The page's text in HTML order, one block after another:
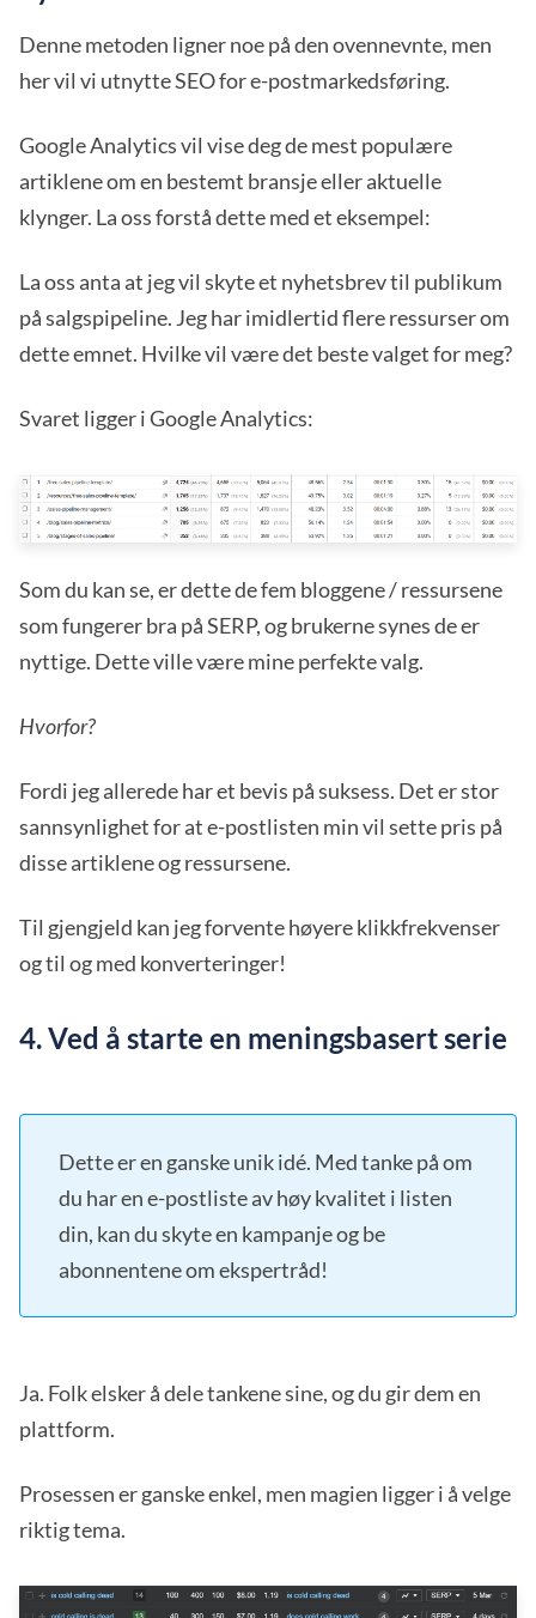
Denne metoden ligner noe på den ovennevnte, men
her vil vi utnytte SEO for e-postmarkedsføring.
Google Analytics vil vise deg de mest populære
artiklene om en bestemt bransje eller aktuelle
klynger. La oss forstå dette med et eksempel:
La oss anta at jeg vil skyte et nyhetsbrev til publikum
på salgspipeline. Jeg har imidlertid flere ressurser om
dette emnet. Hvilke vil være det beste valget for meg?
Svaret ligger i Google Analytics:
Som du kan se, er dette de fem bloggene / ressursene
som fungerer bra på SERP, og brukerne synes de er
nyttige. Dette ville være mine perfekte valg.
Hvorfor?
Fordi jeg allerede har et bevis på suksess. Det er stor
sannsynlighet for at e-postlisten min vil sette pris på
disse artiklene og ressursene.
Til gjengjeld kan jeg forvente høyere klikkfrekvenser
og til og med konverteringer!
4. Ved å starte en meningsbasert serie
Dette er en ganske unik idé. Med tanke på om
du har en e-postliste av høy kvalitet i listen
din, kan du skyte en kampanje og be
abonnentene om ekspertråd!
Ja. Folk elsker å dele tankene sine, og du gir dem en
plattform.
Prosessen er ganske enkel, men magien ligger i å velge
riktig tema.